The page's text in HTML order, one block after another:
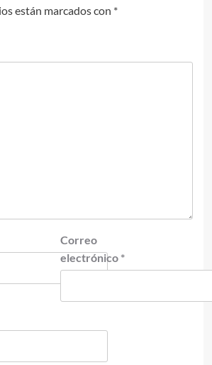
están marcados con *
Correo
electrónico *